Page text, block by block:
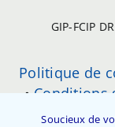
GIP-FCIP
Politique de
• Conditions
Soucieux de